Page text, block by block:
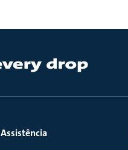
Assistência